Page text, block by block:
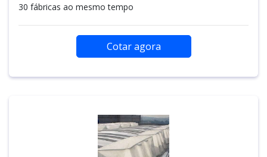
30 fábricas ao mesmo tempo
Cotar agora